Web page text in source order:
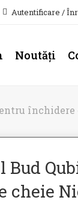
Autentificare /
Noutăți
Bud
cheie